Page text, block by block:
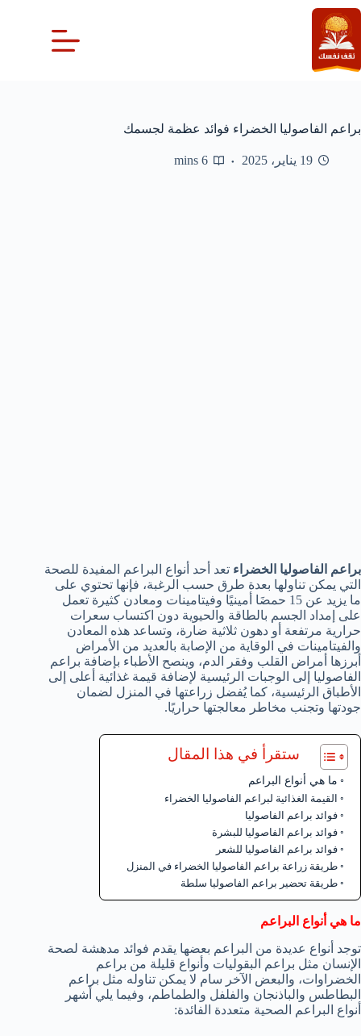
التجاوز
إلى
المحتوى
براعم الفاصوليا الخضراء فوائد عظمة لجسمك
19 يناير، 2025 6 mins
براعم الفاصوليا الخضراء تعد أحد أنواع البراعم المفيدة للصحة
التي يمكن تناولها بعدة طرق حسب الرغبة، فإنها تحتوي على
ما يزيد عن 15 حمضَا أمينيًا وفيتامينات ومعادن كثيرة تعمل
على إمداد الجسم بالطاقة والحيوية دون اكتساب سعرات
حرارية مرتفعة أو دهون ثلاثية ضارة، وتساعد هذه المعادن
والفيتامينات في الوقاية من الإصابة بالعديد من الأمراض
أبرزها أمراض القلب وفقر الدم، وينصح الأطباء بإضافة براعم
الفاصوليا إلى الوجبات الرئيسية لإضافة قيمة غذائية أعلى إلى
الأطباق الرئيسية، كما يُفضل زراعتها في المنزل لضمان
جودتها وتجنب مخاطر معالجتها حراريًا.
ستقرأ في هذا المقال
ما هي أنواع البراعم
القيمة الغذائية لبراعم الفاصوليا الخضراء
فوائد براعم الفاصوليا
فوائد براعم الفاصوليا للبشرة
فوائد براعم الفاصوليا للشعر
طريقة زراعة براعم الفاصوليا الخضراء في المنزل
طريقة تحضير براعم الفاصوليا سلطة
ما هي أنواع البراعم
توجد أنواع عديدة من البراعم بعضها يقدم فوائد مدهشة لصحة
الإنسان مثل براعم البقوليات وأنواع قليلة من براعم
الخضراوات، والبعض الآخر سام لا يمكن تناوله مثل براعم
البطاطس والباذنجان والفلفل والطماطم، وفيما يلي أشهر
أنواع البراعم الصحية متعددة الفائدة: